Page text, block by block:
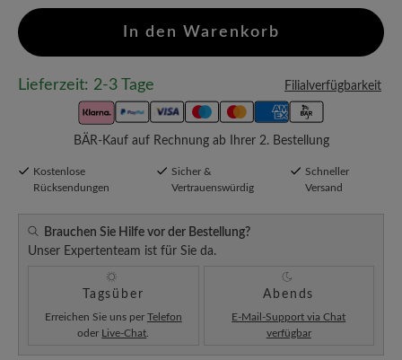
In den Warenkorb
Lieferzeit: 2-3 Tage Filialverfügbarkeit
BÄR-Kauf auf Rechnung ab Ihrer 2. Bestellung
Kostenlose
Rücksendungen
Sicher &
Vertrauenswürdig
Schneller
Versand
Brauchen Sie Hilfe vor der Bestellung?
Unser Expertenteam ist für Sie da.
Tagsüber
Erreichen Sie uns per Telefon
oder Live-Chat
Abends
E-Mail-Support via Chat
verfügbar